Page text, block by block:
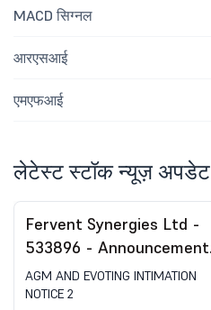
MACD सिग्नल
आरएसआई
एमएफआई
लेटेस्ट स्टॉक न्यूज़ अपडेट
Fervent Synergies Ltd -
533896 - Announcement
under Regulation 30
(LODR)-Newspaper
AGM AND EVOTING INTIMATION
NOTICE 2